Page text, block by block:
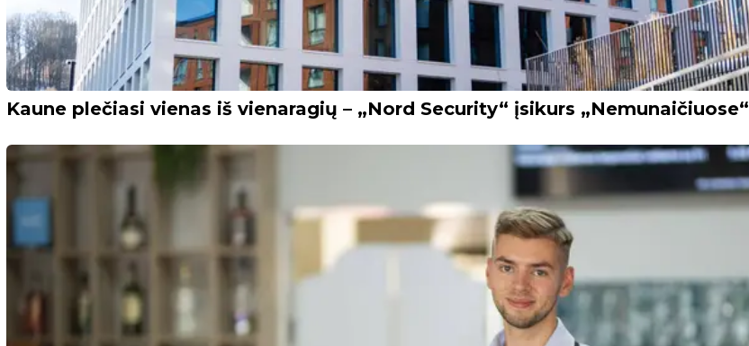
Kaune plečiasi vienas iš vienaragių – „Nord Security“ įsikurs „Nemunaičiuose“